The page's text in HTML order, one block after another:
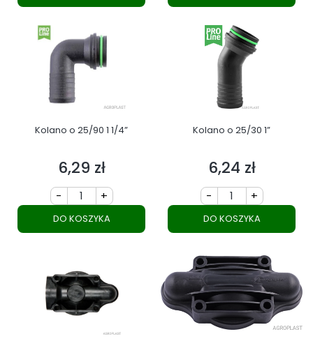
Kolano o 25/90 1 1/4”
Cena
6,29 zł
- +
DO KOSZYKA
Kolano o 25/30 1”
Cena
6,24 zł
- +
DO KOSZYKA